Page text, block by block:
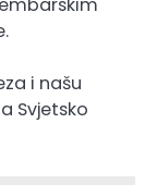
i našu
Svjetsko